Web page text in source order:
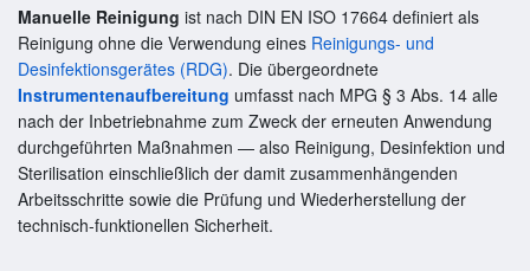
Manuelle Reinigung ist nach DIN EN ISO 17664 definiert als
Reinigung ohne die Verwendung eines Reinigungs- und
Desinfektionsgerätes (RDG). Die übergeordnete
Instrumentenaufbereitung umfasst nach MPG § 3 Abs. 14 alle
nach der Inbetriebnahme zum Zweck der erneuten Anwendung
durchgeführten Maßnahmen — also Reinigung, Desinfektion und
Sterilisation einschließlich der damit zusammenhängenden
Arbeitsschritte sowie die Prüfung und Wiederherstellung der
technisch-funktionellen Sicherheit.